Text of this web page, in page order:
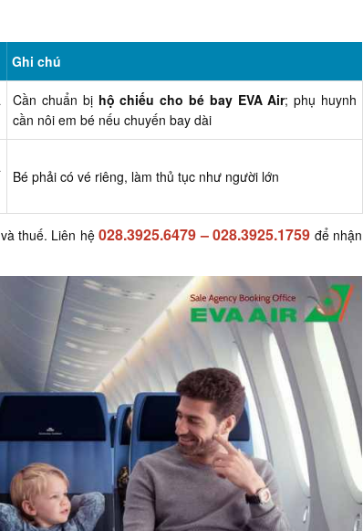
Ghi chú
Cần chuẩn bị hộ chiếu cho bé bay EVA Air; phụ huynh
cần nôi em bé nếu chuyến bay dài
Bé phải có vé riêng, làm thủ tục như người lớn
thuế. Liên hệ 028.3925.6479–028.3925.1759 để nhận